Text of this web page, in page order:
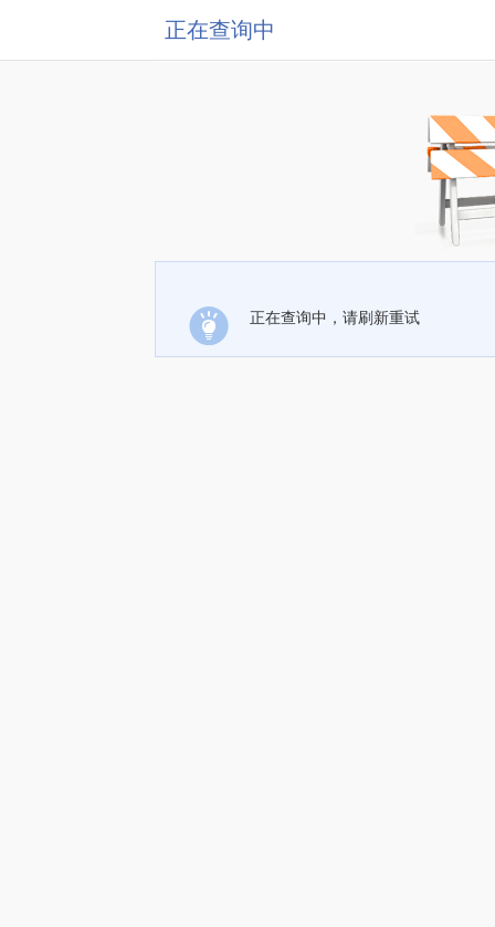
正在查询中
正在查询中，请刷新重试